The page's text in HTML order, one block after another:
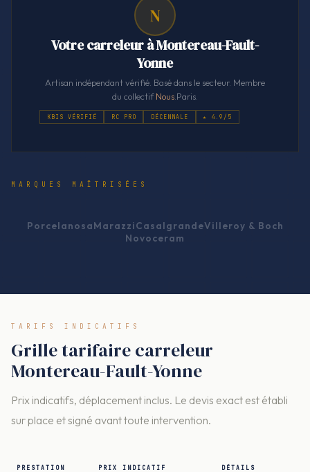
N
Votre carreleur à Montereau-Fault-
Yonne
Artisan indépendant vérifié. Basé dans le secteur. Membre
du collectifNous .Paris.
KBIS VÉRIFIÉ RC PRO DÉCENNALE ★ 4.9/5
MARQUES MAÎTRISÉES
PorcelanosaMarazziCasalgrandeVilleroy & Boch
Novoceram
TARIFS INDICATIFS
Grille tarifaire carreleur
Montereau-Fault-Yonne
Prix indicatifs, déplacement inclus. Le devis exact est établi
sur place et signé avant toute intervention.
PRESTATION PRIX INDICATIF DÉTAILS